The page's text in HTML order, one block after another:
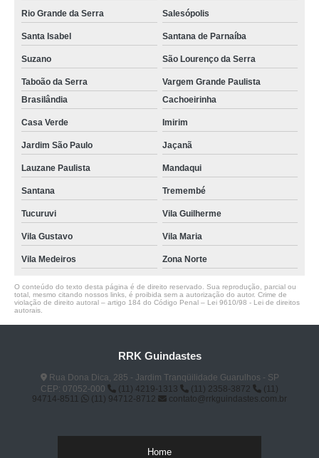
Rio Grande da Serra Salesópolis
Santa Isabel Santana de Parnaíba
Suzano São Lourenço da Serra
Taboão da Serra
Vargem Grande Paulista
Brasilândia
Cachoeirinha
Casa Verde Imirim
Jardim São Paulo Jaçanã
Lauzane Paulista Mandaqui
Santana Tremembé
Tucuruvi Vila Guilherme
Vila Gustavo Vila Maria
Vila Medeiros Zona Norte
O conteúdo do texto desta página é de direito reservado. Sua reprodução, parcial ou
total, mesmo citando nossos links, é proibida sem a autorização do autor. Crime de
violação de direito autoral – artigo 184 do Código Penal – Lei 9610/98 - Lei de direitos
autorais
RRK Guindastes
Rua Dona Dica, 285 - Jardim Tranqüilidade Guarulhos - SP
CEP: 07052-000
(11) 4219-1313 (11) 2358-3872
(11)
94714-8511
(11) 94712-8712 contato@rrkguindastes.com.br
Home